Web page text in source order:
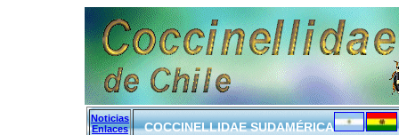
Noticias
Enlaces
COCCINELLIDAE SUDAMÉRICA